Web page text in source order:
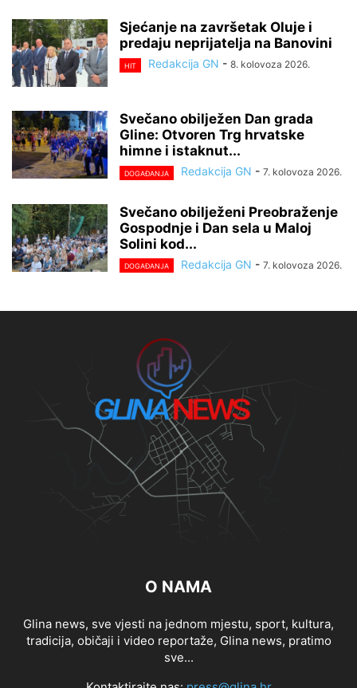
Sjećanje na završetak Oluje i
predaju neprijatelja na Banovini
HIT Redakcija GN - 8. kolovoza 2026.
Svečano obilježen Dan grada
Gline: Otvoren Trg hrvatske
himne i istaknut...
DOGAĐANJA Redakcija GN - 7. kolovoza 2026.
Svečano obilježeni Preobraženje
Gospodnje i Dan sela u Maloj
Solini kod...
DOGAĐANJA Redakcija GN - 7. kolovoza 2026.
O NAMA
Glina news, sve vjesti na jednom mjestu, sport, kultura,
tradicija, običaji i video reportaže, Glina news, pratimo
sve...